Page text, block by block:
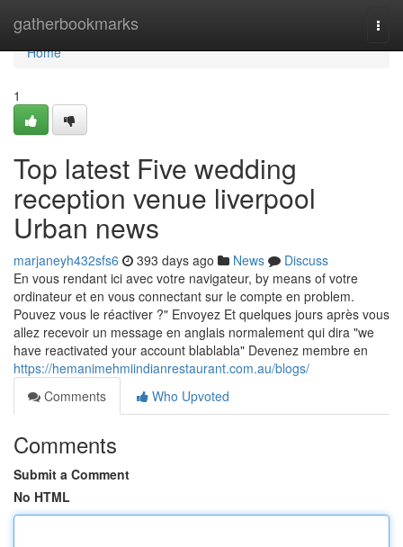
gatherbookmarks
Home
Home
1
Top latest Five wedding
reception venue liverpool
Urban news
marjaneyh432sfs6 393 days ago News
Discuss
En vous rendant ici avec votre navigateur, by means of votre
ordinateur et en vous connectant sur le compte en problem.
Pouvez vous le réactiver ?" Envoyez Et quelques jours après vous
allez recevoir un message en anglais normalement qui dira "we
have reactivated your account blablabla" Devenez membre en
https://hemanimehmiindianrestaurant.com.au/blogs/
Comments
Who Upvoted
Comments
Submit a Comment
No HTML